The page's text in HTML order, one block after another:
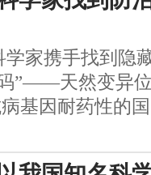
学家携手找到隐
”——天然变异
基因耐药性的